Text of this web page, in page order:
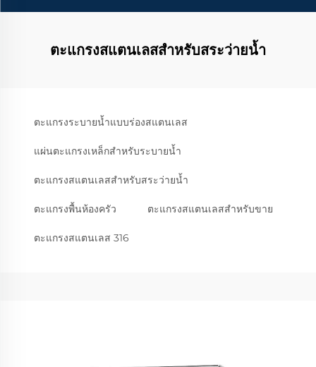
ตะแกรงสแตนเลสสำหรับสระว่ายน้ำ
ตะแกรงระบายน้ำแบบร่องสแตนเลส
แผ่นตะแกรงเหล็กสำหรับระบายน้ำ
ตะแกรงสแตนเลสสำหรับสระว่ายน้ำ
ตะแกรงพื้นห้องครัว ตะแกรงสแตนเลสสำหรับขาย
ตะแกรงสแตนเลส 316